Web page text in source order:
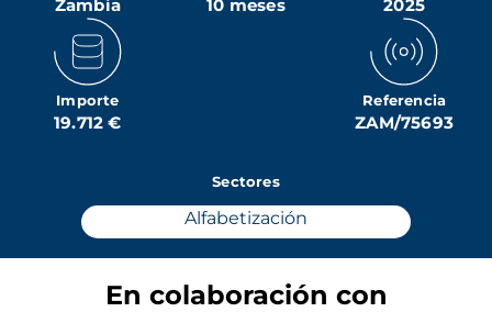
Zambia 10 meses 2025
Importe
19.712 €
Referencia
ZAM/75693
Sectores
Alfabetización
En colaboración con